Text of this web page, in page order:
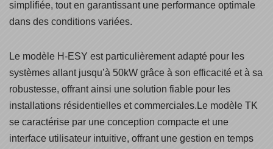
simplifiée, tout en garantissant une performance optimale
dans des conditions variées.
Le modèle H-ESY est particulièrement adapté pour les
systèmes allant jusqu’à 50kW grâce à son efficacité et à sa
robustesse, offrant ainsi une solution fiable pour les
installations résidentielles et commerciales.Le modèle TK
se caractérise par une conception compacte et une
interface utilisateur intuitive, offrant une gestion en temps